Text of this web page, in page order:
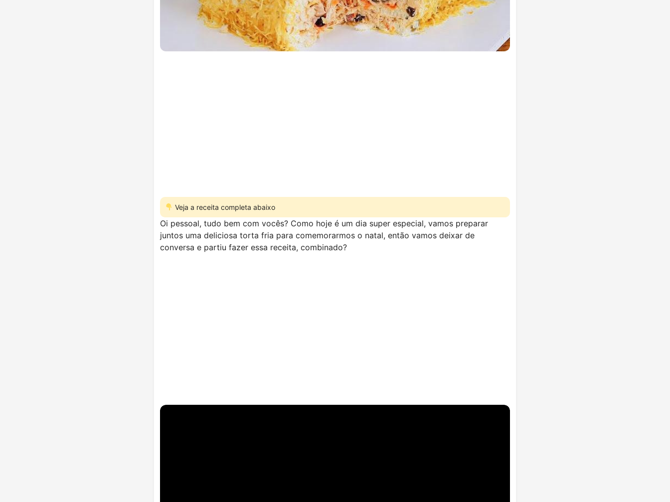
Veja a receita completa abaixo
Oi pessoal, tudo bem com vocês? Como hoje é um dia super especial, vamos preparar
juntos uma deliciosa torta fria para comemorarmos o natal, então vamos deixar de
conversa e partiu fazer essa receita, combinado?